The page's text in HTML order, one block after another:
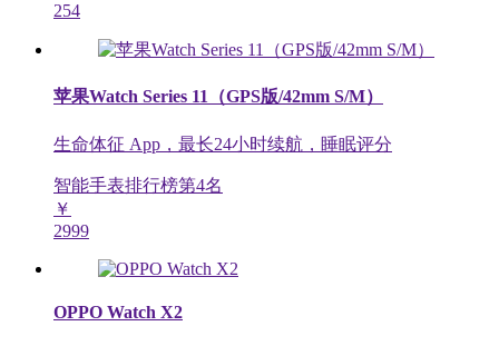
254
苹果Watch Series 11（GPS版/42mm S/M）
生命体征 App，最长24小时续航，睡眠评分
智能手表排行榜第4名
￥
2999
OPPO Watch X2